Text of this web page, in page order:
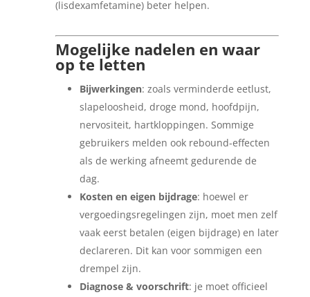
(lisdexamfetamine) beter helpen.
Mogelijke nadelen en waar
op te letten
Bijwerkingen: zoals verminderde eetlust,
slapeloosheid, droge mond, hoofdpijn,
nervositeit, hartkloppingen. Sommige
gebruikers melden ook rebound-effecten
als de werking afneemt gedurende de
dag.
Kosten en eigen bijdrage: hoewel er
vergoedingsregelingen zijn, moet men zelf
vaak eerst betalen (eigen bijdrage) en later
declareren. Dit kan voor sommigen een
drempel zijn.
Diagnose & voorschrift: je moet officieel